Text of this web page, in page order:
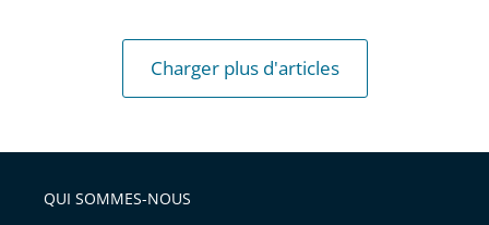
Charger plus d'articles
QUI SOMMES-NOUS